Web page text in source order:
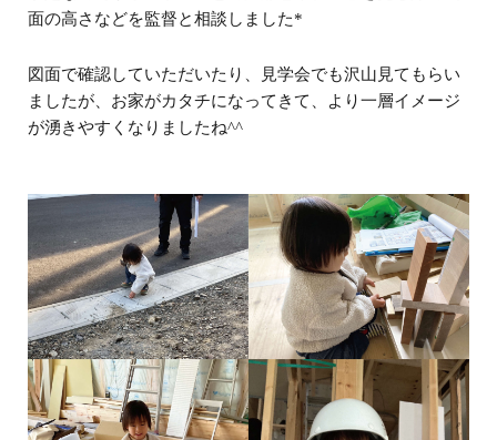
面の高さなどを監督と相談しました*
図面で確認していただいたり、見学会でも沢山見てもらい
ましたが、お家がカタチになってきて、より一層イメージ
が湧きやすくなりましたね^^